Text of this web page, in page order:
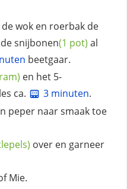
wok en roerbak de
snijbonen(1 pot) al
beetgaar.
en het 5-
ca.
3 minuten.
peper naar smaak toe
over en garneer
Mie.